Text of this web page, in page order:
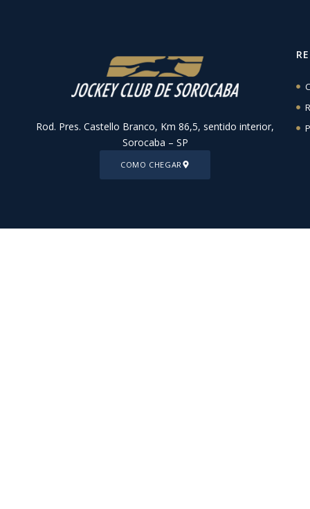
Rod. Pres. Castello Branco, Km 86,5, sentido interior,
Sorocaba – SP
COMO CHEGAR